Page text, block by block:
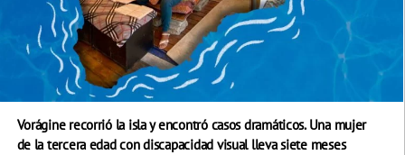
Vorágine recorrió la isla y encontró casos dramáticos. Una mujer
de la tercera edad con discapacidad visual lleva siete meses